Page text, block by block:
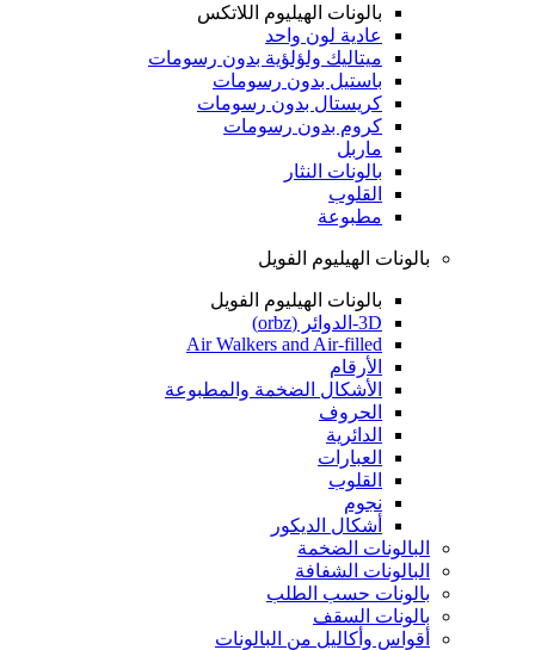
بالونات الهيليوم اللاتكس
عادية لون واحد
ميتاليك ولؤلؤية بدون رسومات
باستيل بدون رسومات
كريستال بدون رسومات
كروم بدون رسومات
ماربل
بالونات النثار
القلوب
مطبوعة
بالونات الهيليوم الفويل
بالونات الهيليوم الفويل
3D-الدوائر (orbz)
Air Walkers and Air-filled
الأرقام
الأشكال الضخمة والمطبوعة
الحروف
الدائرية
العبارات
القلوب
نجوم
أشكال الديكور
البالونات الضخمة
البالونات الشفافة
بالونات حسب الطلب
بالونات السقف
أقواس وأكاليل من البالونات